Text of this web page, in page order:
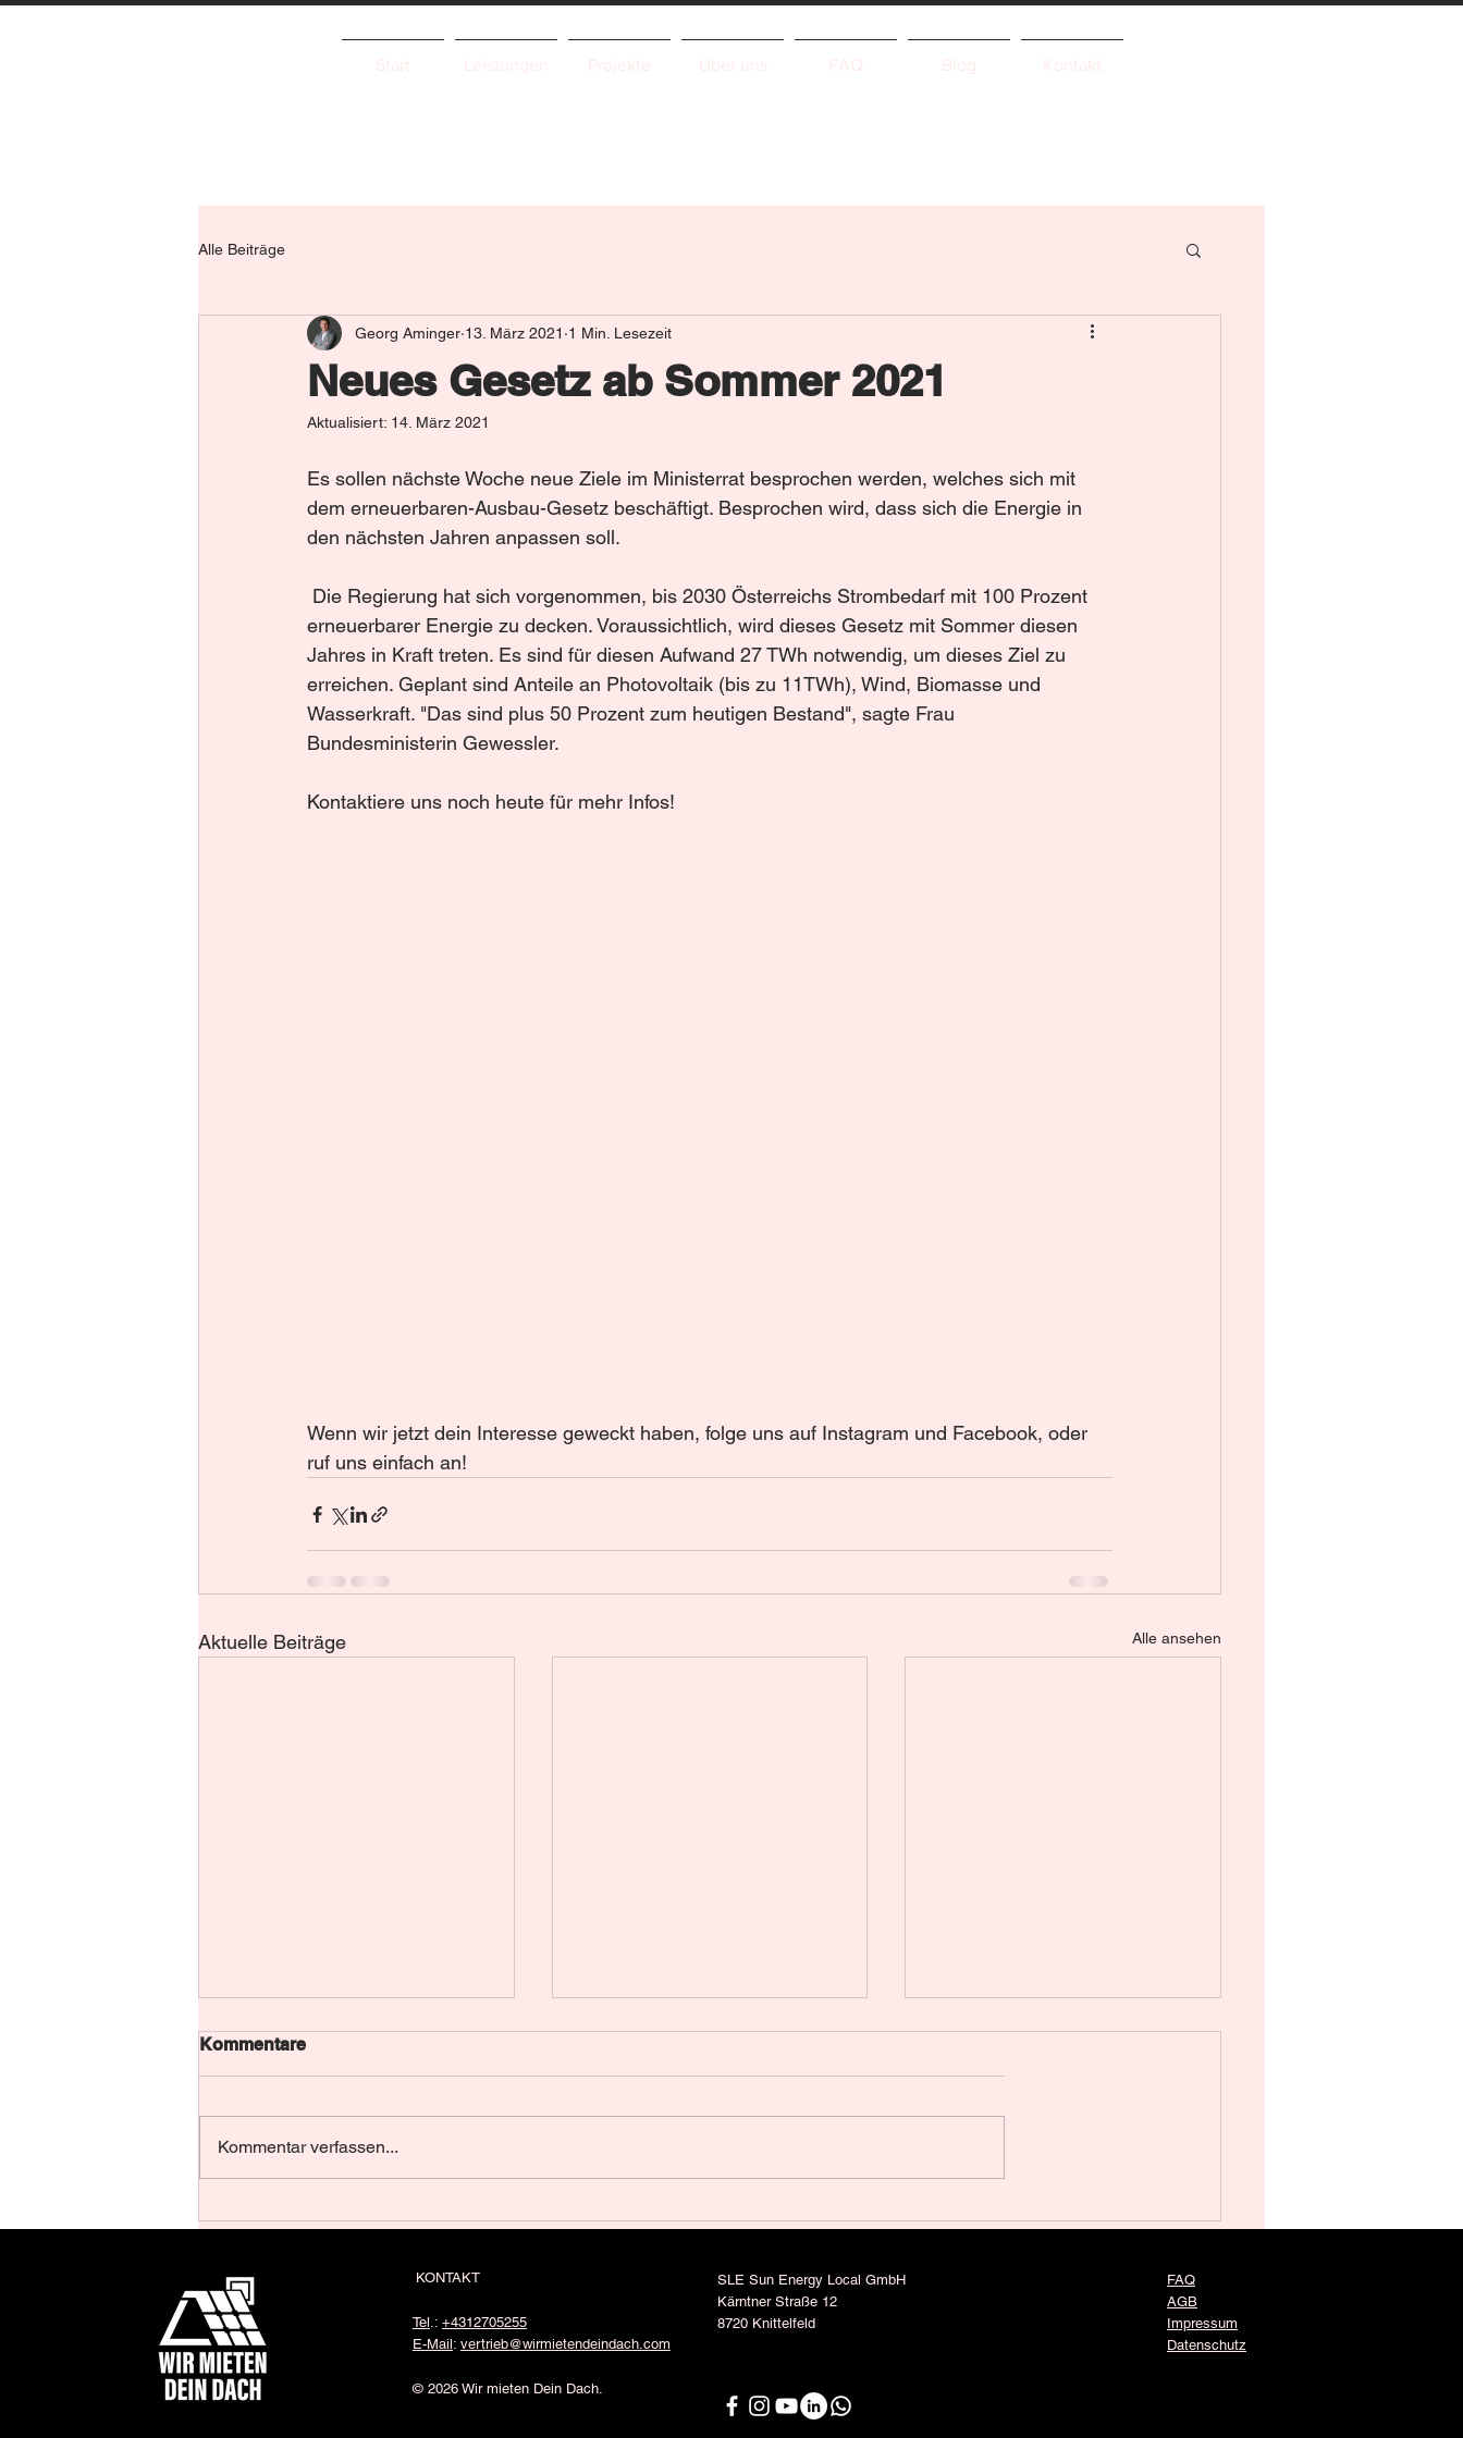
Alle Beiträge
Neues Gesetz ab Sommer 2021
Georg Aminger 13. März 2021 1 Min. Lesezeit
Aktualisiert: 14. März 2021
Es sollen nächste Woche neue Ziele im Ministerrat besprochen werden, welches sich mit
dem erneuerbaren-Ausbau-Gesetz beschäftigt. Besprochen wird, dass sich die Energie in
den nächsten Jahren anpassen soll.
erneuerbarer Energie zu decken. Voraussichtlich, wird dieses Gesetz mit Sommer diesen
Jahres in Kraft treten. Es sind für diesen Aufwand 27 TWh notwendig, um dieses Ziel zu
erreichen. Geplant sind Anteile an Photovoltaik (bis zu 11TWh), Wind, Biomasse und
Wasserkraft. "Das sind plus 50 Prozent zum heutigen Bestand", sagte Frau
Bundesministerin Gewessler.
Kontaktiere uns noch heute für mehr Infos!
Wenn wir jetzt dein Interesse geweckt haben, folge uns auf Instagram und Facebook, oder
ruf uns einfach an!
Aktuelle Beiträge Alle ansehen
Stromrechnung verstehen –
echtes Beispiel aus
Oktober 2025 (GEA)
Netzanschluss von PV-
lassen. Der Leitfaden der E-
Jetzt PV-Förderung sichern
ist!
um die Photovoltaik-Förderung
Kommentare
Kommentar verfassen...
KONTAKT
Tel .: +4312705255
E-Mail: vertrieb@wirmietendeindach.com
© 2026 Wir mieten Dein Dach.
SLE Sun Energy Local GmbH
Kärntner Straße 12
8720 Knittelfeld
FAQ
AGB
Impressum
Datenschutz